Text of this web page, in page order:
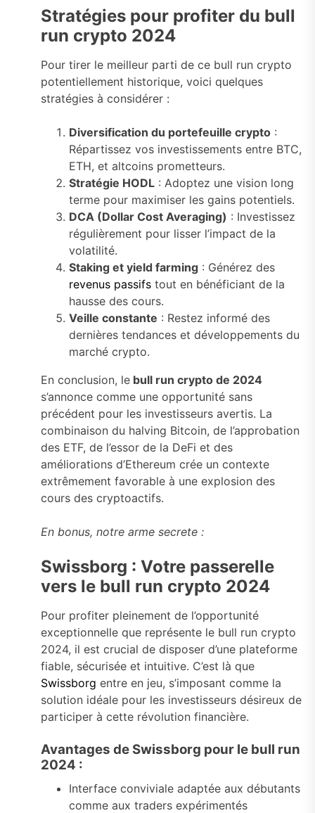
Stratégies pour profiter du bull
run crypto 2024
Pour tirer le meilleur parti de ce bull run crypto
potentiellement historique, voici quelques
stratégies à considérer :
Diversification du portefeuille crypto:
Répartissez vos investissements entre BTC,
ETH, et altcoins prometteurs.
Stratégie HODL: Adoptez une vision long
terme pour maximiser les gains potentiels.
DCA (Dollar Cost Averaging) : Investissez
régulièrement pour lisser l’impact de la
volatilité.
Staking et yield farming: Générez des
revenus passifstout en bénéficiant de la
hausse des cours.
Veille constante : Restez informé des
dernières tendances et développements du
marché crypto.
En conclusion, lebull run crypto de 2024
s’annonce comme une opportunité sans
précédent pour les investisseurs avertis. La
combinaison du halving Bitcoin, de l’approbation
des ETF, de l’essor de la DeFi et des
améliorations d’Ethereum crée un contexte
extrêmement favorable à une explosion des
cours des cryptoactifs.
En bonus, notre arme secrete :
Swissborg : Votre passerelle
vers le bull run crypto 2024
Pour profiter pleinement de l’opportunité
exceptionnelle que représente le bull run crypto
2024, il est crucial de disposer d’une plateforme
fiable, sécurisée et intuitive. C’est là que
Swissborg entre en jeu, s’imposant comme la
solution idéale pour les investisseurs désireux de
participer à cette révolution financière.
Avantages de Swissborg pour le bull run
2024 :
Interface conviviale adaptée aux débutants
comme aux traders expérimentés